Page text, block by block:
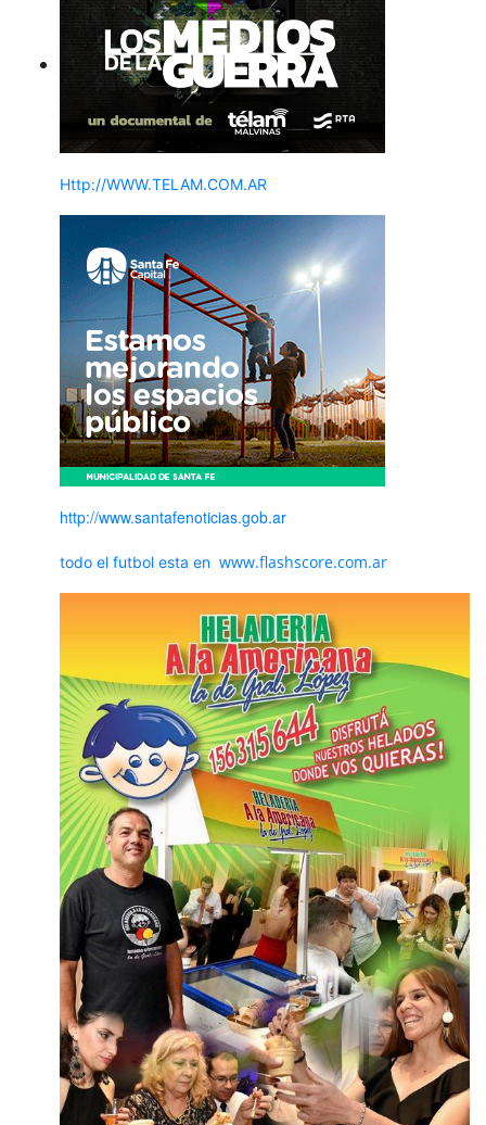
Http://WWW.TELAM.COM.AR
http://www.santafenoticias.gob.ar
todo el futbol esta en www.flashscore.com.ar